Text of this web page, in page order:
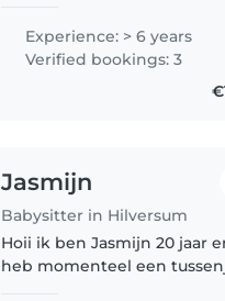
verantwoordelijk, sportief en
zorgzaam. Ik kijk ernaar uit
Experience: > 6 years
Verified bookings: 3
Jasmijn
Babysitter in Hilversum
Hoii ik ben Jasmijn 20 jaar
heb momenteel een